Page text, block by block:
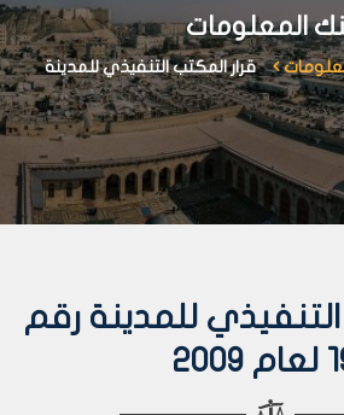
المعلومات
قرار المكتب التنفيذي للمدينة
للمدينة رقم